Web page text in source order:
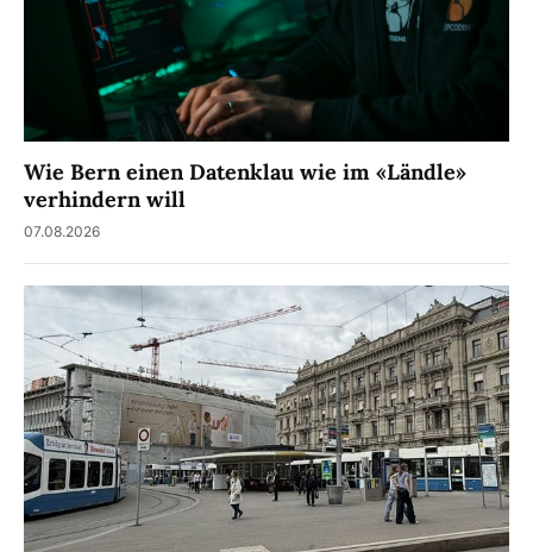
Wie Bern einen Datenklau wie im «Ländle»
verhindern will
07.08.2026